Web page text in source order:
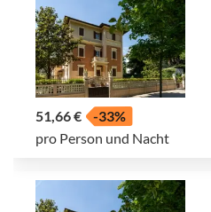
51,66 €
-33%
pro Person und Nacht